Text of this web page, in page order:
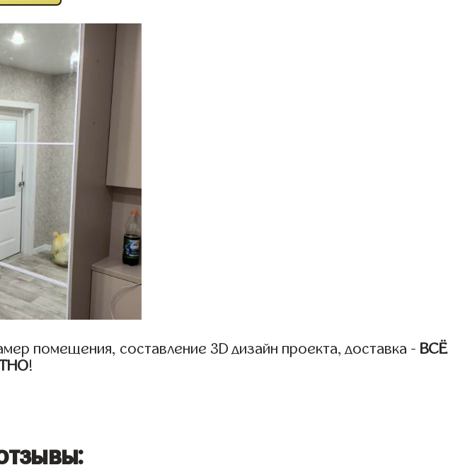
помещения, составление 3D дизайн проекта, доставка - ВСЁ
!